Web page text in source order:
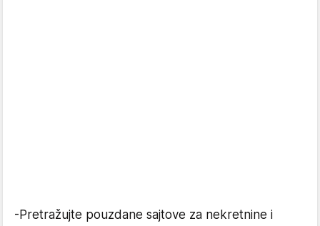
-Pretražujte pouzdane sajtove za nekretnine i